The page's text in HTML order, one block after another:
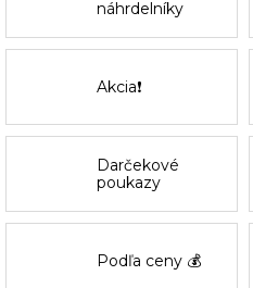
náhrdelníky
Akcia❗
Darčekové
poukazy
Podľa ceny 💰